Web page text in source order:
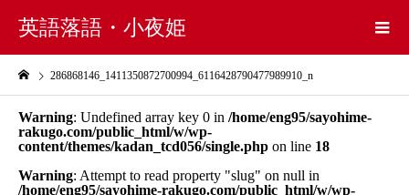
英語落語・小夜姫
286868146_1411350872700994_6116428790477989910_n
Warning: Undefined array key 0 in /home/eng95/sayohime-
rakugo.com/public_html/w/wp-
content/themes/kadan_tcd056/single.php on line 18
Warning: Attempt to read property "slug" on null in
/home/eng95/sayohime-rakugo.com/public_html/w/wp-